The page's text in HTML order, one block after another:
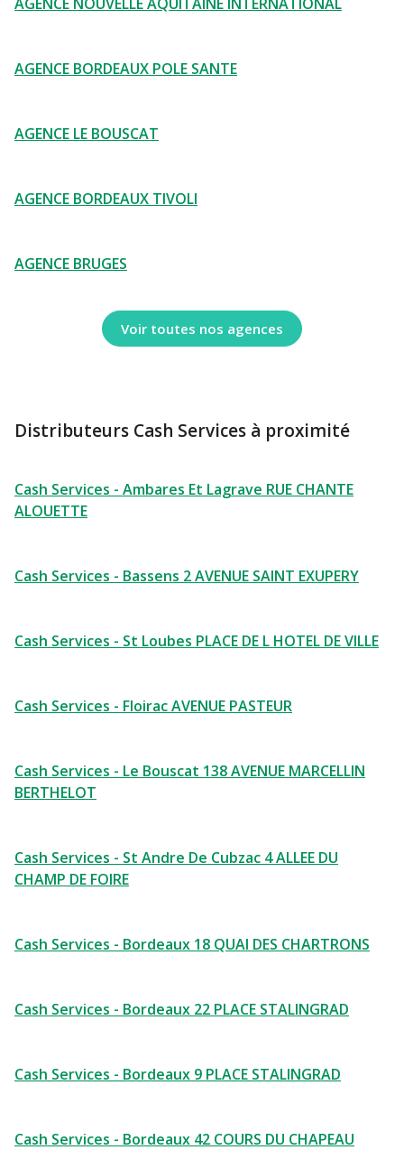
AGENCE BORDEAUX POLE SANTE
AGENCE LE BOUSCAT
AGENCE BORDEAUX TIVOLI
AGENCE BRUGES
Voir toutes nos agences
Distributeurs Cash Services à proximité
Cash Services - Ambares Et Lagrave RUE CHANTE
ALOUETTE
Cash Services - Bassens 2 AVENUE SAINT EXUPERY
Cash Services - St Loubes PLACE DE L HOTEL DE VILLE
Cash Services - Floirac AVENUE PASTEUR
Cash Services - Le Bouscat 138 AVENUE MARCELLIN
BERTHELOT
Cash Services - St Andre De Cubzac 4 ALLEE DU
CHAMP DE FOIRE
Cash Services - Bordeaux 18 QUAI DES CHARTRONS
Cash Services - Bordeaux 22 PLACE STALINGRAD
Cash Services - Bordeaux 9 PLACE STALINGRAD
Cash Services - Bordeaux 42 COURS DU CHAPEAU